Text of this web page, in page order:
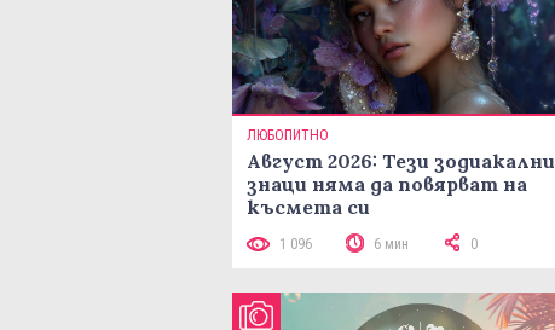
ЛЮБОПИТНО
Август 2026: Тези зодиакални
знаци няма да повярват на
късмета си
1 096 6 мин 0